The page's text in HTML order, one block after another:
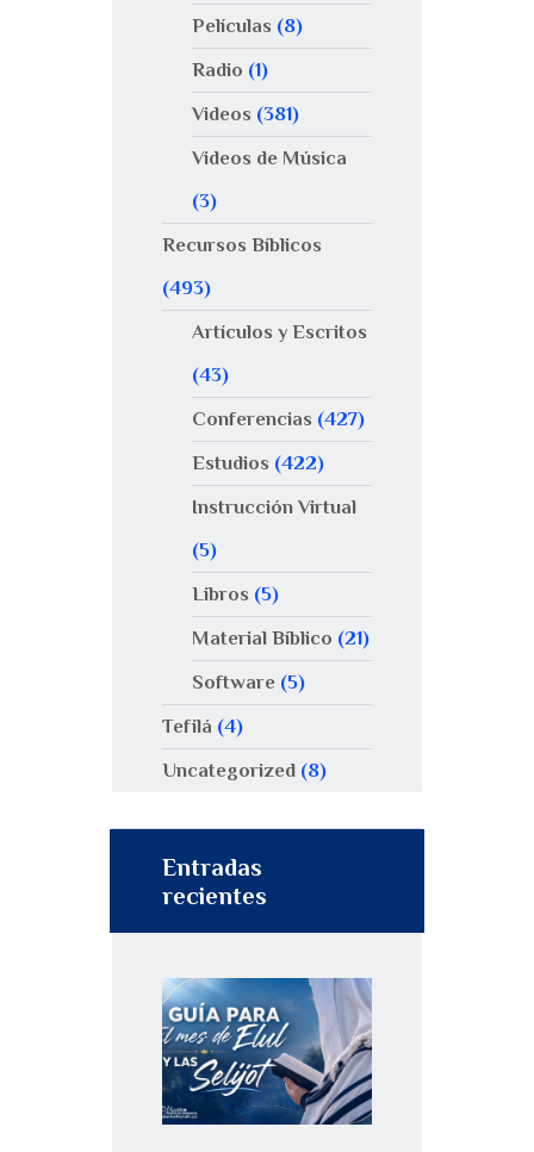
Películas (8)
Radio (1)
Videos (381)
Videos de Música
(3)
Recursos Bíblicos
(493)
Artículos y Escritos
(43)
Conferencias (427)
Estudios (422)
Instrucción Virtual
(5)
Libros (5)
Material Bíblico (21)
Software(5)
Tefilá (4)
Uncategorized (8)
Entradas
recientes